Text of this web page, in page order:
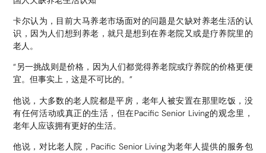
卡尔认为，目前大马养老市场面对的问题是欠缺对养老生活的认
识，因为人们想到养老，就只是想到在养老院又或是疗养院里的
老人。
“另一挑战则是价格，因为人们都觉得养老院或疗养院的价格更便
宜。但事实上，这是不可比的。”
他说，大多数的老人院都是平房，老年人被安置在那里吃饭，没
有任何活动或真正的生活，但在Pacific Senior Living的观念里，
老年人应该拥有更好的生活。
他说，对比老人院，Pacific Senior Living为老年人提供的服务包